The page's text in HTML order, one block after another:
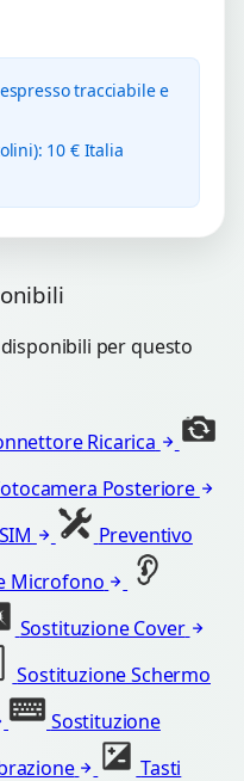
tracciabile e
10 € Italia
per questo
Ricarica
Posteriore
Preventivo
Microfono
Sostituzione Cover
Sostituzione Schermo
Sostituzione
Tasti